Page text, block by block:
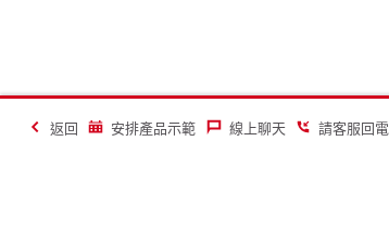
返回 安排產品示範 線上聊天 請客服回電